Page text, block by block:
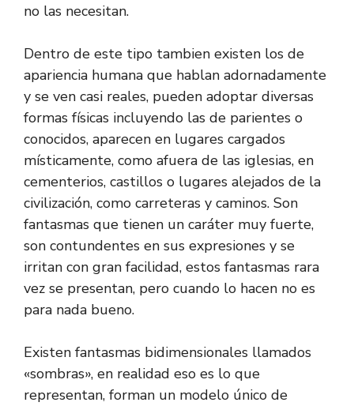
no las necesitan.
Dentro de este tipo tambien existen los de
apariencia humana que hablan adornadamente
y se ven casi reales, pueden adoptar diversas
formas físicas incluyendo las de parientes o
conocidos, aparecen en lugares cargados
místicamente, como afuera de las iglesias, en
cementerios, castillos o lugares alejados de la
civilización, como carreteras y caminos. Son
fantasmas que tienen un caráter muy fuerte,
son contundentes en sus expresiones y se
irritan con gran facilidad, estos fantasmas rara
vez se presentan, pero cuando lo hacen no es
para nada bueno.
Existen fantasmas bidimensionales llamados
«sombras», en realidad eso es lo que
representan, forman un modelo único de